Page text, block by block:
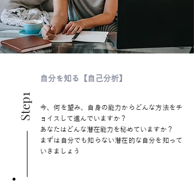
自分を知る【自己分析】
Step1
今、何を望み、自身の能力からどんな方法をチ
ョイスして進んでいますか？
あなたはどんな潜在能力を秘めていますか？
まずは自分でも知らない潜在的な自分を知って
いきましょう